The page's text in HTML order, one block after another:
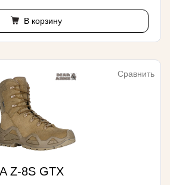
В корзину
Сравнить
Z-8S GTX